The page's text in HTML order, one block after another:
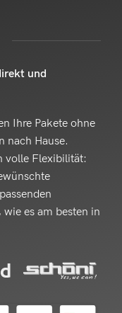
und
Ihre Pakete ohne
nach Hause.
volle Flexibilität:
es am besten in